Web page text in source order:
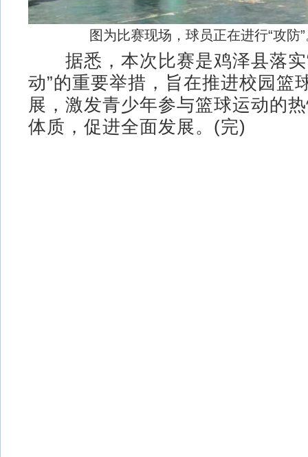
图为比赛现场，球员正在进行“攻防
据悉，本次比赛是鸡泽县落实
动”的重要举措，旨在推进校园篮
展，激发青少年参与篮球运动的
体质，促进全面发展。(完)